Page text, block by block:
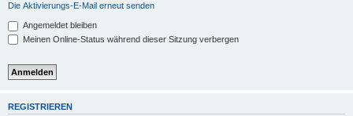
Die Aktivierungs-E-Mail erneut senden
Angemeldet bleiben
Meinen Online-Status während dieser Sitzung verbergen
REGISTRIEREN